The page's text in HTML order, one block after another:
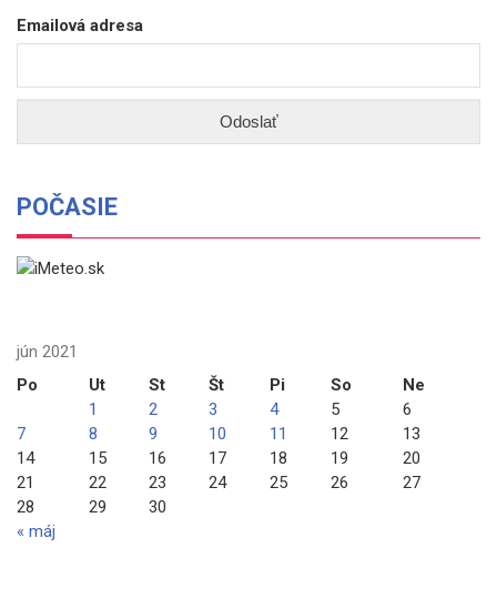
Emailová adresa
POČASIE
jún 2021
Po
Ut St Št Pi So Ne
« máj
1 2 3 4 5
6
7
8 9 10 11 12
13
14
15 16 17 18 19
20
21
22 23 24 25 26
27
28
29 30